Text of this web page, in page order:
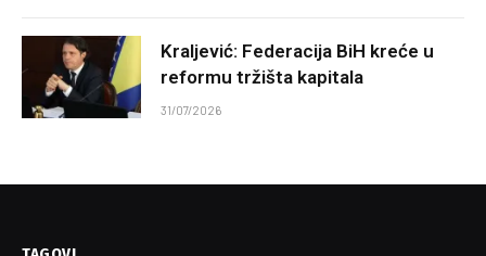
Kraljević: Federacija BiH kreće u
reformu tržišta kapitala
31/07/2026